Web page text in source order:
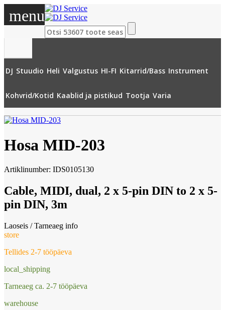
menu
DJ Stuudio Heli Valgustus HI-FI Kitarrid/Bass Instrument
Kohvrid/Kotid Kaablid ja pistikud Tootja Varia
203
Hosa MID-203
Artiklinumber: IDS0105130
Cable, MIDI, dual, 2 x 5-pin DIN to 2 x 5-
pin DIN, 3m
Laoseis / Tarneaeg info
store
Tellides 2-7 tööpäeva
local_shipping
Tarneaeg ca. 2-7 tööpäeva
warehouse